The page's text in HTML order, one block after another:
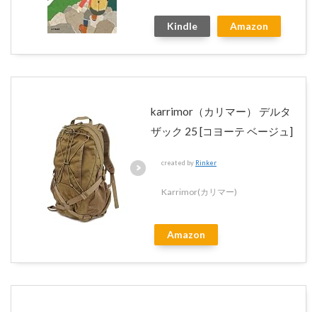
Kindle Amazon
karrimor（カリマー） デルタ
ザック 25 [コヨーテ ベージュ]
created by Rinker
Karrimor(カリマー)
Amazon